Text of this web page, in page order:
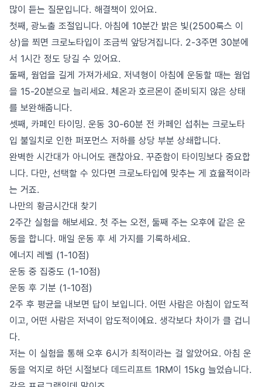
많이 듣는 질문입니다. 해결책이 있어요.
첫째, 광노출 조절입니다. 아침에 10분간 밝은 빛(2500룩스 이
상)을 쬐면 크로노타입이 조금씩 앞당겨집니다. 2-3주면 30분에
서 1시간 정도 당길 수 있어요.
둘째, 웜업을 길게 가져가세요. 저녁형이 아침에 운동할 때는 웜업
을 15-20분으로 늘리세요. 체온과 호르몬이 준비되지 않은 상태
를 보완해줍니다.
셋째, 카페인 타이밍. 운동 30-60분 전 카페인 섭취는 크로노타
입 불일치로 인한 퍼포먼스 저하를 상당 부분 상쇄합니다.
완벽한 시간대가 아니어도 괜찮아요. 꾸준함이 타이밍보다 중요합
니다. 다만, 선택할 수 있다면 크로노타입에 맞추는 게 효율적이라
는 거죠.
나만의 황금시간대 찾기
2주간 실험을 해보세요. 첫 주는 오전, 둘째 주는 오후에 같은 운
동을 합니다. 매일 운동 후 세 가지를 기록하세요.
에너지 레벨 (1-10점)
운동 중 집중도 (1-10점)
운동 후 기분 (1-10점)
2주 후 평균을 내보면 답이 보입니다. 어떤 사람은 아침이 압도적
이고, 어떤 사람은 저녁이 압도적이에요. 생각보다 차이가 클 겁니
다.
저는 이 실험을 통해 오후 6시가 최적이라는 걸 알았어요. 아침 운
동을 억지로 하던 시절보다 데드리프트 1RM이 15kg 늘었습니다.